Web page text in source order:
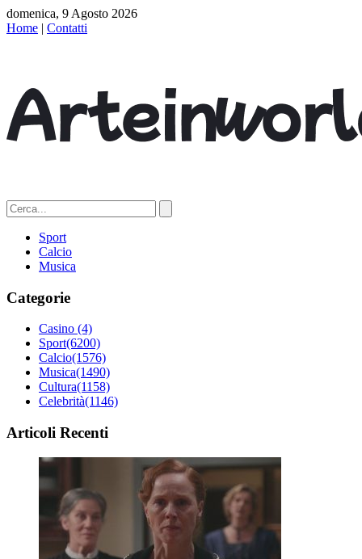
domenica, 9 Agosto 2026
Home | Contatti
Sport
Calcio
Musica
Categorie
Casino (4)
Sport(6200)
Calcio(1576)
Musica(1490)
Cultura(1158)
Celebrità(1146)
Articoli Recenti